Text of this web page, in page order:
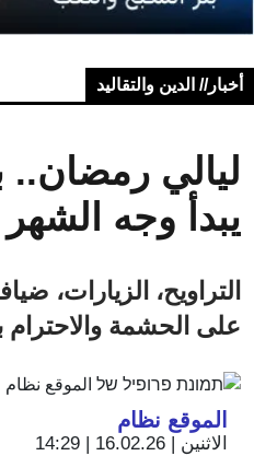
أخبار// الدين والتقاليد
ليالي رمضان..
يبدأ وجه
التراويح، الزيارات،
على الحشمة والاحترام
الموقع نظام
الاثنين | 16.02.26 | 14:29